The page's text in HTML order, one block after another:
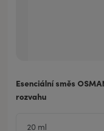
Esenciální směs
rozvahu